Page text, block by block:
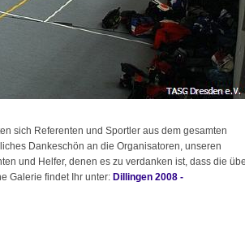
sich Referenten und Sportler aus dem gesamten
Dankeschön an die Organisatoren, unseren
und Helfer, denen es zu verdanken ist, dass die
Galerie findet Ihr unter: Dillingen 2008 -